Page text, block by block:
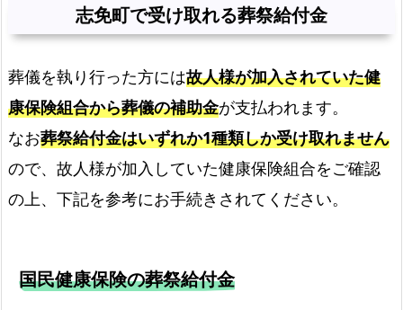
点
み
合
せ
て
葬
も
っ
志免町で受け取れる葬祭給付金
葬儀を執り行った方には故人様が加入されていた健
康保険組合から葬儀の補助金が支払われます。
なお葬祭給付金はいずれか1種類しか受け取れません
ので、故人様が加入していた健康保険組合をご確認
の上、下記を参考にお手続きされてください。
国民健康保険の葬祭給付金